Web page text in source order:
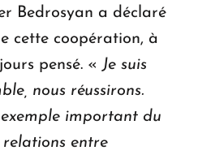
Bedrosyan a déclaré
cette coopération, à
pensé. « Je suis
nous réussirons.
important du
relations entre